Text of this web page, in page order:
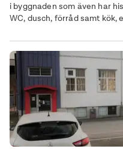
i byggnaden som även har
WC, dusch, förråd samt kök,
arbetsplatser.